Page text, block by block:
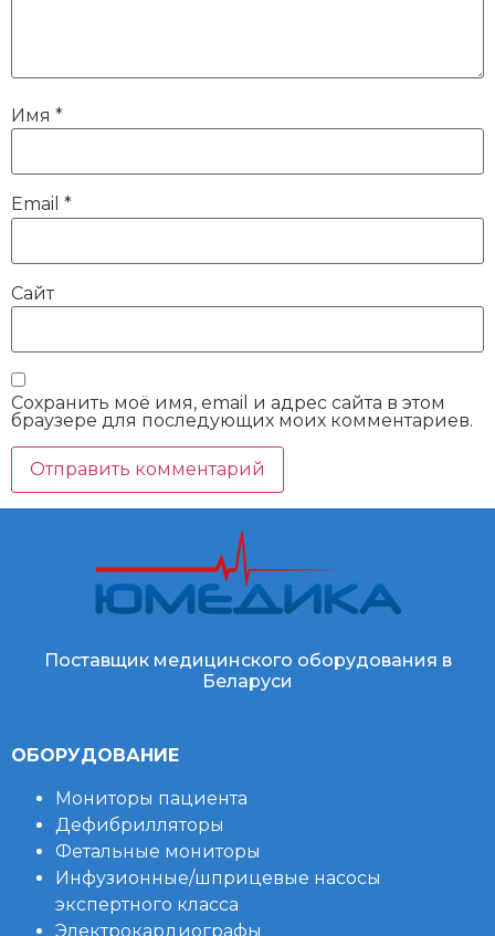
Имя *
Email *
Сайт
Сохранить моё имя, email и адрес сайта в этом
браузере для последующих моих комментариев.
Поставщик медицинского оборудования в
Беларуси
ОБОРУДОВАНИЕ
Мониторы пациента
Дефибрилляторы
Фетальные мониторы
Инфузионные/шприцевые насосы
экспертного класса
Электрокардиографы